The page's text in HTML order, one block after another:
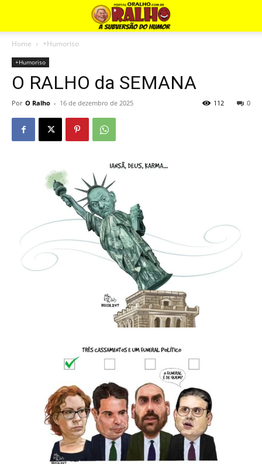
Home +Humoriso
+Humoriso
O RALHO da SEMANA
Por O Ralho - 16 de dezembro de 2025 0
112